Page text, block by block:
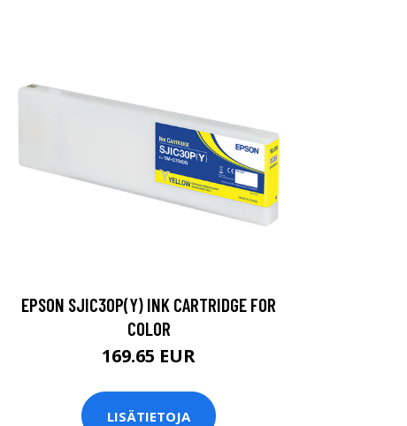
EPSON SJIC30P(Y) INK CARTRIDGE FOR
COLOR
169.65 EUR
LISÄTIETOJA